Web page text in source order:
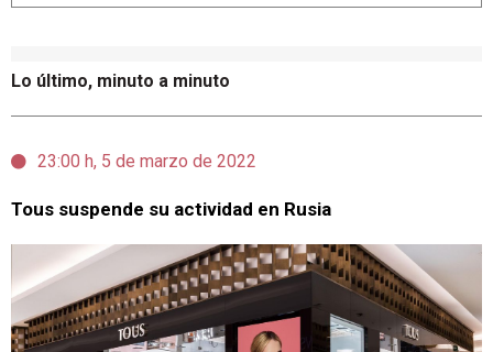
Lo último, minuto a minuto
23:00 h, 5 de marzo de 2022
Tous suspende su actividad en Rusia